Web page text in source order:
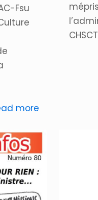
Fsu
more